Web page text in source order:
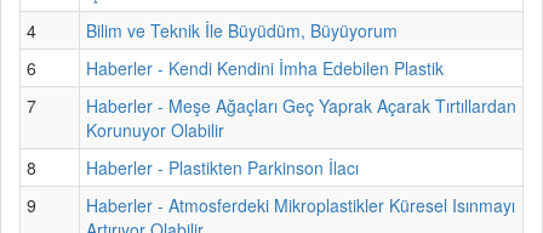
4
Bilim ve Teknik İle Büyüdüm, Büyüyorum
6
Haberler - Kendi Kendini İmha Edebilen Plastik
7
Haberler - Meşe Ağaçları Geç Yaprak Açarak Tırtıllardan
Korunuyor Olabilir
8
Haberler - Plastikten Parkinson İlacı
9
Haberler - Atmosferdeki Mikroplastikler Küresel Isınmayı